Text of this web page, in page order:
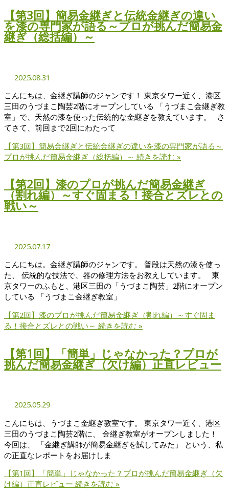
【第3回】簡易金継ぎと伝統金継ぎの違い
を漆の専門家が語る～プロが挑んだ簡易金
継ぎ（総括編）～
2025.08.31
こんにちは、金継ぎ講師のジャンです！ 東京タワー近く、港区
三田のうづまこ陶芸2階にオープンしている 「うづまこ金継ぎ教
室」で、天然の漆を使った伝統的な金継ぎを教えています。 さ
てさて、前回まで2回にわたって
【第3回】簡易金継ぎと伝統金継ぎの違いを漆の専門家が語る～
プロが挑んだ簡易金継ぎ（総括編）～ 続きを読む »
【第2回】漆のプロが挑んだ簡易金継ぎ
（割れ編）～すぐ固まる！接合とズレとの
戦い～
2025.07.17
こんにちは。金継ぎ講師のジャンです。 普段は天然の漆を使っ
た、 伝統的な技法で、器の修理方法をお教えしています。 東
京タワーのふもと、港区三田の「うづまこ陶芸」2階にオープン
している 「うづまこ金継ぎ教室」
【第2回】漆のプロが挑んだ簡易金継ぎ（割れ編）～すぐ固ま
る！接合とズレとの戦い～ 続きを読む »
【第1回】「簡単」じゃなかった？プロが
挑んだ簡易金継ぎ（欠け編）正直レビュー
2025.05.29
こんにちは、うづまこ金継ぎ教室です。 東京タワー近く、港区
三田のうづまこ陶芸2階に、 金継ぎ教室がオープンしました！
今回は、 「金継ぎ講師が簡易金継ぎを試してみた」 という、私
の正直なレポートをお届けしま
【第1回】「簡単」じゃなかった？プロが挑んだ簡易金継ぎ（欠
け編）正直レビュー 続きを読む »